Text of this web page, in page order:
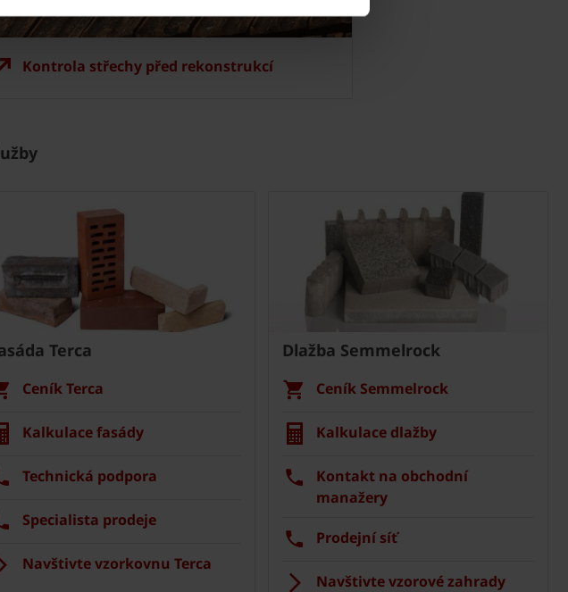
Kontrola střechy před rekonstrukcí
Terca
Ceník Terca
Kalkulace fasády
Technická podpora
Specialista prodeje
Navštivte vzorkovnu Terca
Dlažba Semmelrock
Ceník Semmelrock
Kalkulace dlažby
Kontakt na obchodní
manažery
Prodejní síť
Navštivte vzorové zahrady